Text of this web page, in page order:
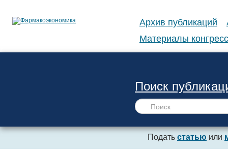
Архив публикаций
Материалы
Поиск
Подать статью или